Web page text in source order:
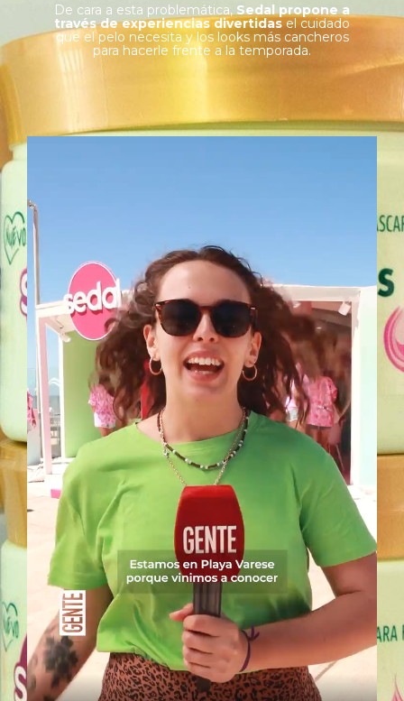
De cara a esta problemática, Sedal propone a
través de experiencias divertidas el cuidado
que el pelo necesita y los looks más cancheros
para hacerle frente a la temporada.